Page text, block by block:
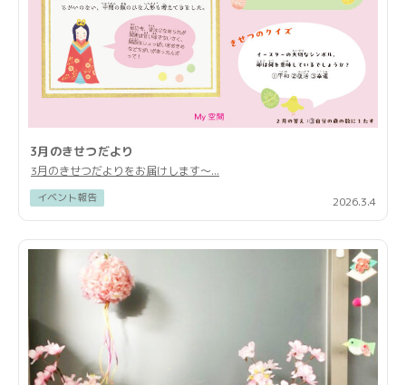
3月のきせつだより
3月のきせつだよりをお届けします〜...
2026.3.4
イベント報告